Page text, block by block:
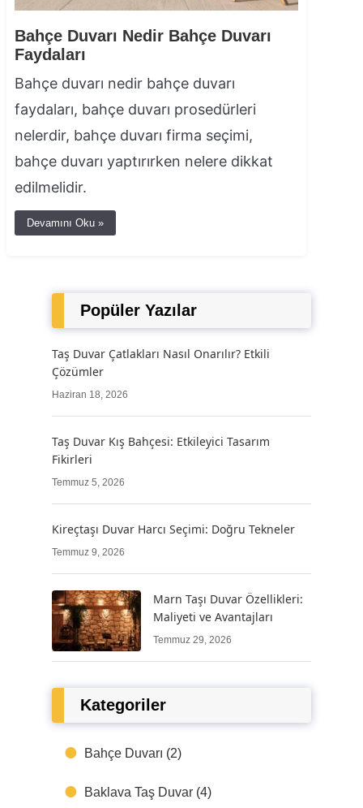
Bahçe Duvarı Nedir Bahçe Duvarı
Faydaları
Bahçe duvarı nedir bahçe duvarı
faydaları, bahçe duvarı prosedürleri
nelerdir, bahçe duvarı firma seçimi,
bahçe duvarı yaptırırken nelere dikkat
edilmelidir.
Devamını Oku »
Popüler Yazılar
Taş Duvar Çatlakları Nasıl Onarılır? Etkili
Çözümler
Haziran 18, 2026
Taş Duvar Kış Bahçesi: Etkileyici Tasarım
Fikirleri
Temmuz 5, 2026
Kireçtaşı Duvar Harcı Seçimi: Doğru Tekneler
Temmuz 9, 2026
Marn Taşı Duvar Özellikleri:
Maliyeti ve Avantajları
Temmuz 29, 2026
Kategoriler
Bahçe Duvarı (2)
Baklava Taş Duvar (4)